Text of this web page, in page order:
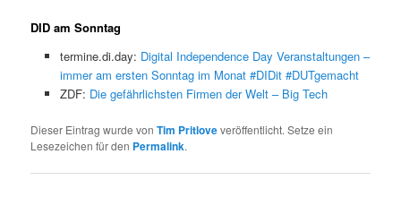
DID am Sonntag
termine.di.day: Digital Independence Day Veranstaltungen –
immer am ersten Sonntag im Monat #DIDit #DUTgemacht
ZDF: Die gefährlichsten Firmen der Welt – Big Tech
Dieser Eintrag wurde vonTim Pritloveveröffentlicht. Setze ein
Lesezeichen für den Permalink.